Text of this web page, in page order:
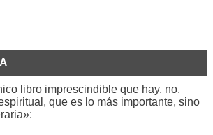
libro imprescindible que hay, no.
que es lo más importante, sino